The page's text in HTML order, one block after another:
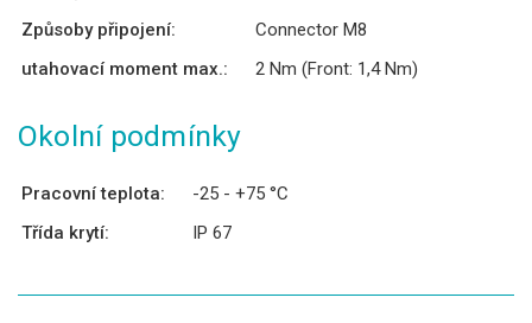
Způsoby připojení:
Connector M8
utahovací moment max.:
2 Nm (Front: 1,4 Nm)
Okolní podmínky
Pracovní teplota:
-25 - +75 °C
Třída krytí:
IP 67